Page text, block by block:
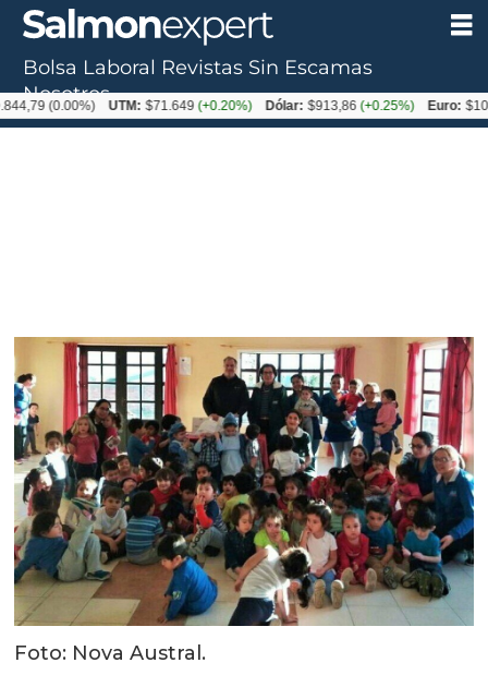
Foto: Nova Austral.
Bolsa Laboral Revistas Sin Escamas
Nosotros
(0.00%) UTM: $71.649(+0.20%) Dólar: $913,86(+0.25%) Euro: $1053,08